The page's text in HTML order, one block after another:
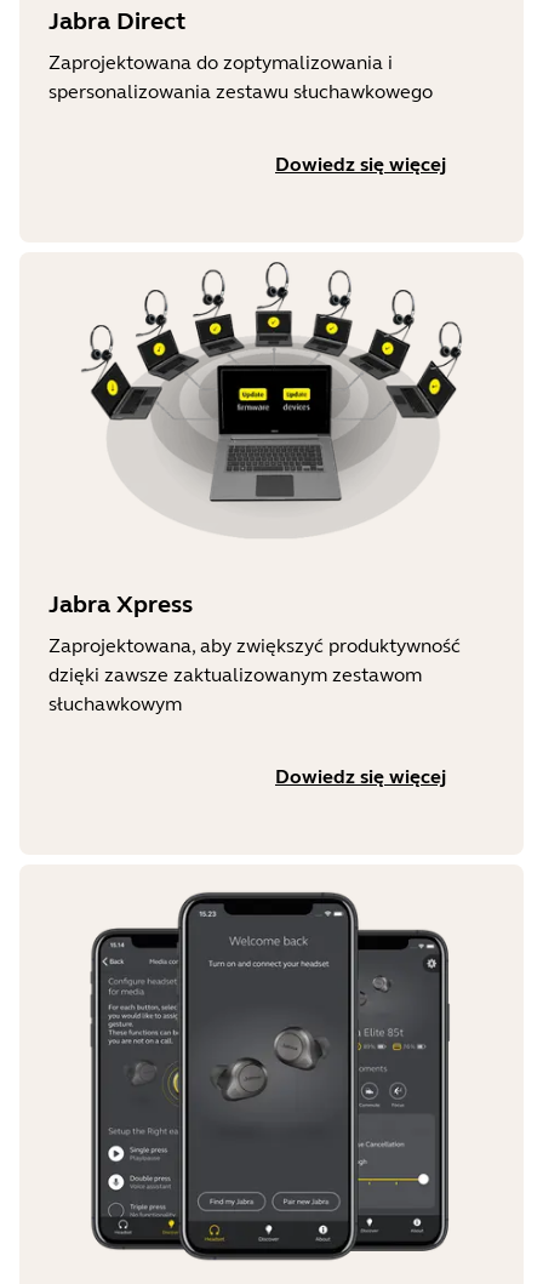
Jabra Direct
Zaprojektowana do zoptymalizowania i
spersonalizowania zestawu słuchawkowego
Dowiedz się więcej
Jabra Xpress
Zaprojektowana, aby zwiększyć produktywność
dzięki zawsze zaktualizowanym zestawom
słuchawkowym
Dowiedz się więcej